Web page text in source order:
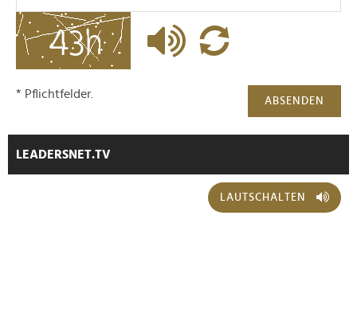
ABSENDEN
* Pflichtfelder.
LEADERSNET.TV
LAUTSCHALTEN